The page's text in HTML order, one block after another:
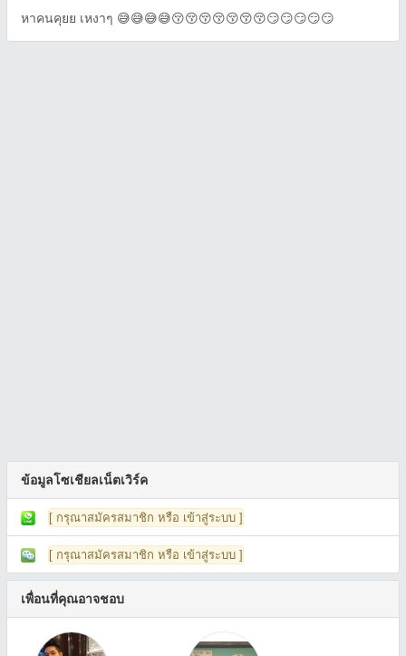
หาคนคุยย เหงาๆ 😅😅😅😅😚😚😚😚😚😚😚😏😏😏😏😏
ข้อมูลโซเชียลเน็ตเวิร์ค
[ กรุณาสมัครสมาชิก หรือ เข้าสู่ระบบ ]
[ กรุณาสมัครสมาชิก หรือ เข้าสู่ระบบ ]
เพื่อนที่คุณอาจชอบ